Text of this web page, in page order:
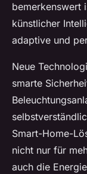
bemerkenswert
künstlicher
adaptive und
Neue
smarte
Smart-Home-
nicht nur für
auch die